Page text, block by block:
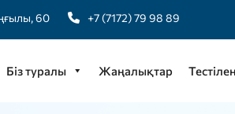
60 +7 (7172) 79 98 89
Біз туралы Жаңалықтар